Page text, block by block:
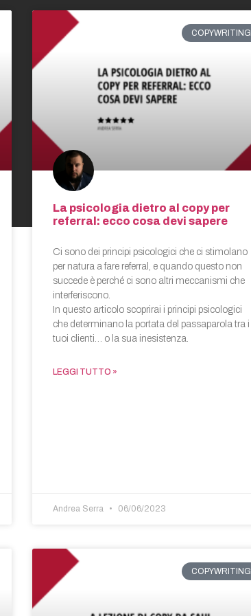
COPYWRITING
La psicologia dietro al copy per
referral: ecco cosa devi sapere
Ci sono dei principi psicologici che ci stimolano
per natura a fare referral, e quando questo non
succede è perché ci sono altri meccanismi che
interferiscono.
In questo articolo scoprirai i principi psicologici
che determinano la portata del passaparola tra i
tuoi clienti… o la sua inesistenza.
LEGGI TUTTO »
Andrea Serra 06/06/2023
COPYWRITING